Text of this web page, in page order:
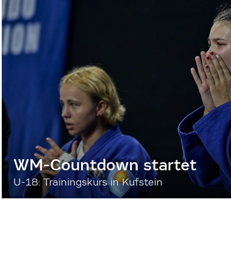
WM-Countdown startet
U-18: Trainingskurs in Kufstein